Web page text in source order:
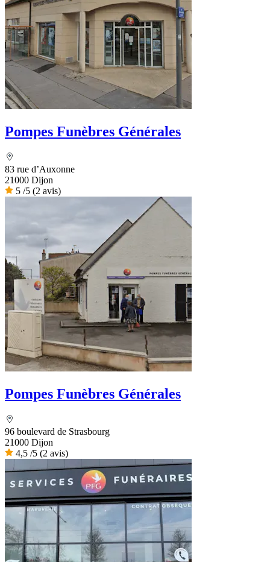
Pompes Funèbres Générales
83 rue d’Auxonne
21000 Dijon
5 /5 (2 avis)
Pompes Funèbres Générales
96 boulevard de Strasbourg
21000 Dijon
4,5 /5 (2 avis)